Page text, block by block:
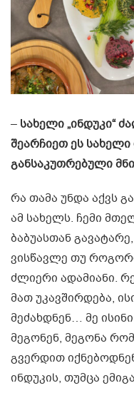
– სახელი „ინდუკი“
შეარჩიეთ ეს სახელი
განსაკუთრებული
რა თამა უნდა აქვს
ამ სახელს. ჩემი
ბაბუასთან
ვისწავლე თუ
ძლიერი ადამიანი.
მათ უკავშირდება,
მეძახდნენ… მე
მეგონენ, მეგონა
გვერდით
ინდუკის, თუმცა